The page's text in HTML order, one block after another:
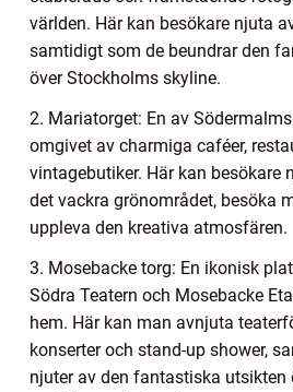
världen. Här kan besökare njuta
samtidigt som de beundrar den
över Stockholms skyline.
2. Mariatorget: En av
omgivet av charmiga caféer,
vintagebutiker. Här kan besökare
det vackra grönområdet, besöka
uppleva den kreativa atmosfären.
3. Mosebacke torg: En ikonisk
Södra Teatern och Mosebacke
hem. Här kan man avnjuta
konserter och stand-up shower,
njuter av den fantastiska utsikten